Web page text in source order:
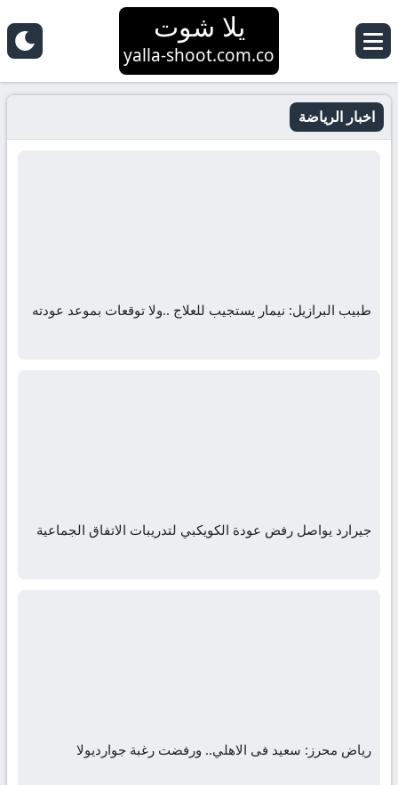
يلا شوت
yalla-shoot.com.co
اخبار الرياضة
طبيب البرازيل: نيمار يستجيب للعلاج ..ولا توقعات بموعد عودته
جيرارد يواصل رفض عودة الكويكبي لتدريبات الاتفاق الجماعية
رياض محرز: سعيد فى الاهلي.. ورفضت رغبة جوارديولا